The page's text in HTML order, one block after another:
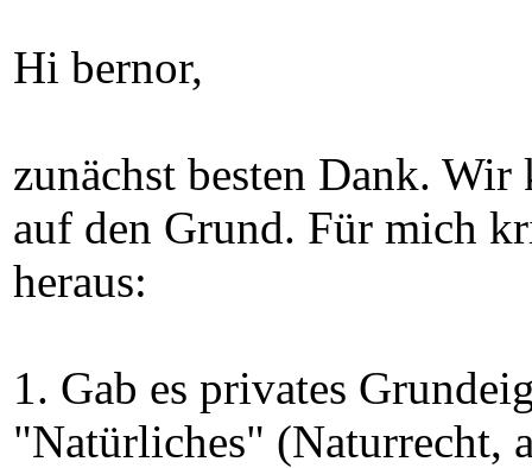
Hi bernor,
zunächst besten Dank.
auf den Grund. Für mich
heraus:
1. Gab es privates
"Natürliches" (Naturrecht,